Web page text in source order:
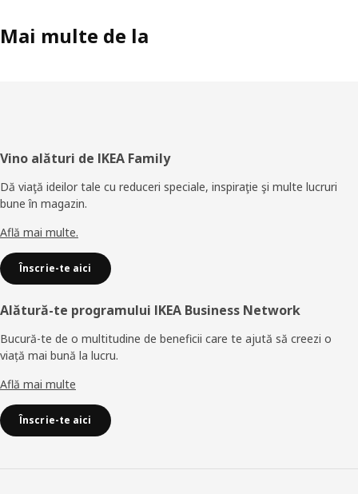
Mai multe de la
Subsol
Vino alături de IKEA Family
Dă viaţă ideilor tale cu reduceri speciale, inspiraţie şi multe lucruri
bune în magazin.
Află mai multe.
Înscrie-te aici
Alătură-te programului IKEA Business Network
Bucură-te de o multitudine de beneficii care te ajută să creezi o
viață mai bună la lucru.
Află mai multe
Înscrie-te aici